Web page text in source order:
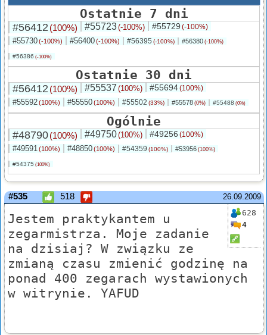
Ostatnie 7 dni
#56412 (100%) #55723(-100%) #55729 (-100%)
#55730(-100%) #56400(-100%) #56395 (-100%) #56380 (-100%)
#56386 (-100%)
Ostatnie 30 dni
#56412 (100%) #55537 (100%) #55694(100%)
#55592(100%) #55550(100%) #55502 (33%) #55578 (0%) #55488 (0%)
Ogólnie
#48790(100%) #49750(100%) #49256 (100%)
#49591(100%) #48850(100%) #54359 (100%) #53956 (100%)
#54375 (100%)
26.09.2009
#535 518
628
4
Jestem praktykantem u
zegarmistrza. Moje zadanie
na dzisiaj? W związku ze
zmianą czasu zmienić godzinę na
ponad 400 zegarach wystawionych
w witrynie. YAFUD